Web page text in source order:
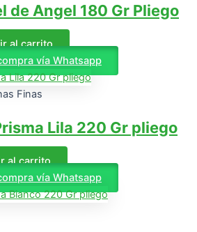
de Angel 180 Gr Pliego
al carrito
vía Whatsapp
Finas
Lila 220 Gr pliego
al carrito
vía Whatsapp